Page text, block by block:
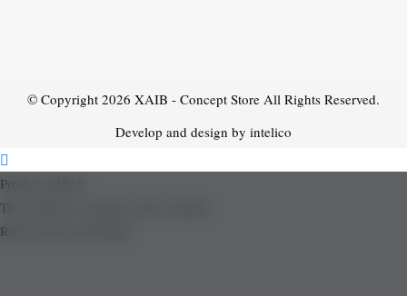
© Copyright 2026 XAIB - Concept Store All Rights Reserved.
Develop and design by intelico
Product added!
The product is already in the wishlist!
Removed from Wishlist